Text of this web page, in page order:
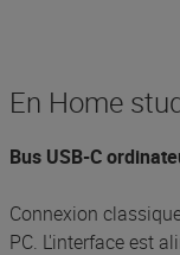
En Home
Bus USB-C
Connexion
PC. L'interface est